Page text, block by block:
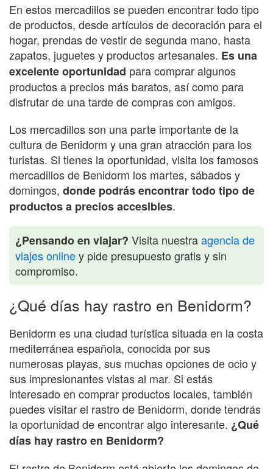
En estos mercadillos se pueden encontrar todo tipo
de productos, desde artículos de decoración para el
hogar, prendas de vestir de segunda mano, hasta
zapatos, juguetes y productos artesanales. Es una
excelente oportunidad para comprar algunos
productos a precios más baratos, así como para
disfrutar de una tarde de compras con amigos.
Los mercadillos son una parte importante de la
cultura de Benidorm y una gran atracción para los
turistas. Si tienes la oportunidad, visita los famosos
mercadillos de Benidorm los martes, sábados y
domingos, donde podrás encontrar todo tipo de
productos a precios accesibles.
¿Pensando en viajar? Visita nuestraagencia de
viajes onliney pide presupuesto gratis y sin
compromiso.
¿Qué días hay rastro en Benidorm?
Benidorm es una ciudad turística situada en la costa
mediterránea española, conocida por sus
numerosas playas, sus muchas opciones de ocio y
sus impresionantes vistas al mar. Si estás
interesado en comprar productos locales, también
puedes visitar el rastro de Benidorm, donde tendrás
la oportunidad de encontrar algo interesante. ¿Qué
días hay rastro en Benidorm?